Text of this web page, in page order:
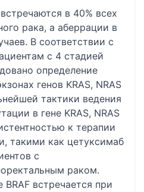
в 40% всех
рака, а аберрации в
В соответствии с
с 4 стадией
определение
генов KRAS, NRAS
тактики ведения
в гене KRAS, NRAS
к терапии
такими как цетуксимаб
с
раком.
встречается при